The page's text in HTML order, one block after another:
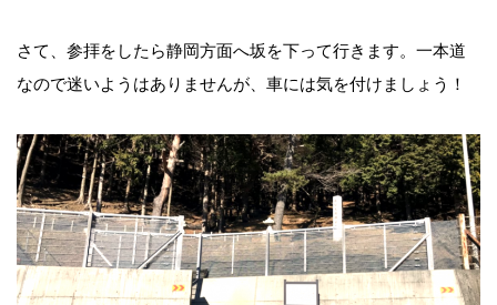
さて、参拝をしたら静岡方面へ坂を下って行きます。一本道
なので迷いようはありませんが、車には気を付けましょう！